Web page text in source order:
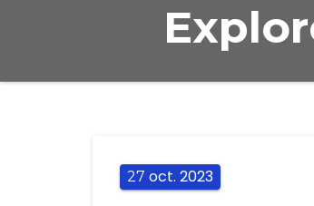
27 oct. 2023